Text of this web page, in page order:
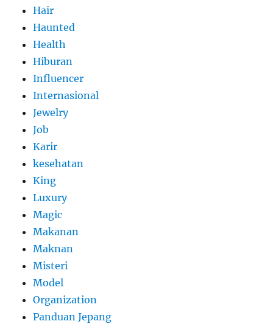
Hair
Haunted
Health
Hiburan
Influencer
Internasional
Jewelry
Job
Karir
kesehatan
King
Luxury
Magic
Makanan
Maknan
Misteri
Model
Organization
Panduan Jepang